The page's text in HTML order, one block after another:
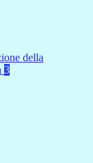
della
3